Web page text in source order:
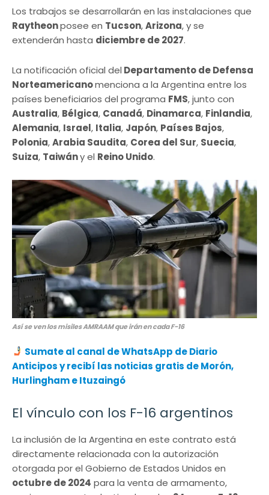
Los trabajos se desarrollarán en las instalaciones que
Raytheonposee en Tucson,Arizona, y se
extenderán hasta diciembre de 2027.
La notificación oficial del Departamento de Defensa
Norteamericanomenciona a la Argentina entre los
países beneficiarios del programa FMS, junto con
Australia, Bélgica, Canadá, Dinamarca, Finlandia,
Alemania, Israel, Italia, Japón, Países Bajos,
Polonia,Arabia Saudita, Corea del Sur, Suecia,
Suiza, Taiwány el Reino Unido.
Así se ven los misilesAMRAAMque irán en cada F-16
Sumate al canal de WhatsApp de Diario
Anticipos y recibí las noticias gratis de Morón,
Hurlingham e Ituzaingó
El vínculo con los F-16 argentinos
La inclusión de la Argentina en este contrato está
directamente relacionada con la autorización
otorgada por el Gobierno de Estados Unidos en
octubre de 2024 para la venta de armamento,